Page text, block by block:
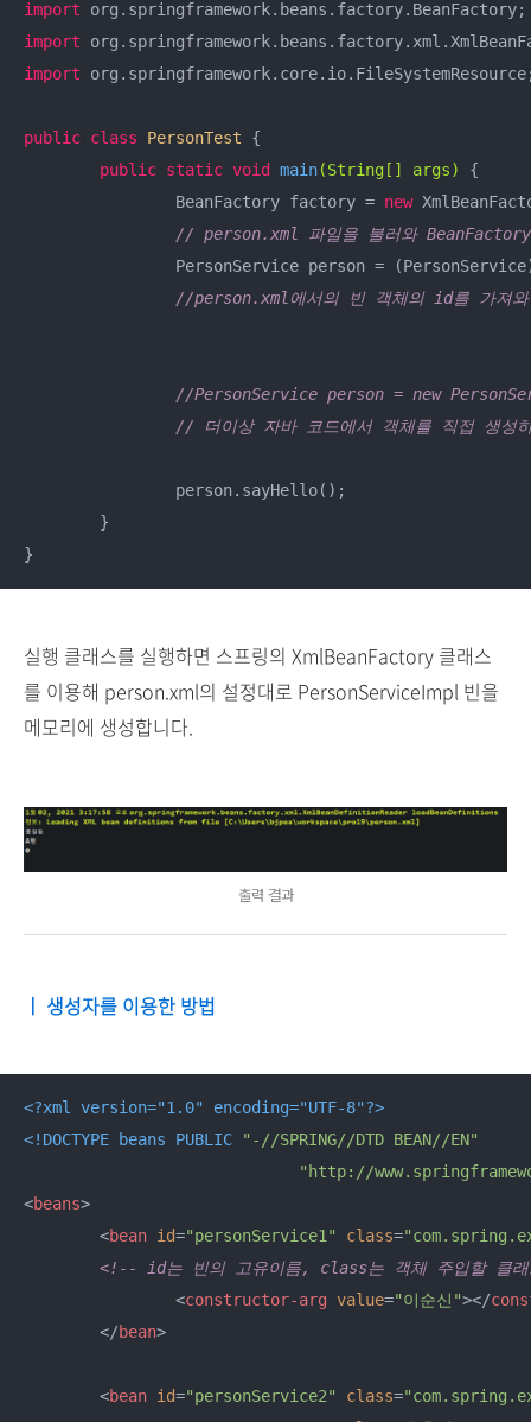
import
import
import
public class PersonTest
{
public static void main(String[] args)
{
		BeanFactory factory =
new
// person.xml 파일을 불러와 BeanFactory
PersonService person =
//person.xml에서의 빈 객체의 id를 가져와
//PersonService person = new
// 더이상 자바 코드에서 객체를 직접 생성
실행 클래스를 실행하면 스프링의 XmlBeanFactory 클래스
를 이용해 person.xml의 설정대로 PersonServiceImpl 빈을
메모리에 생성합니다.
출력 결과
ㅣ 생성자를 이용한 방법
<?xml version="1.0" encoding="UTF-8"?>
<!DOCTYPE
beans PUBLIC
"-//SPRING//DTD BEAN//EN"
"http://
<beans>
<bean id="personService1" class=
<!-- id는 빈의 고유이름, class는 객체 주입할 클
<constructor-arg value="이순신"></
</bean>
<bean id="personService2" class=